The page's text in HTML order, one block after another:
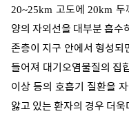
20~25km 고도에 20km 두
양의 자외선을 대부분 흡수
존층이 지구 안에서 형성
들어져 대기오염물질의 집
이상 등의 호흡기 질환을
앓고 있는 환자의 경우 더